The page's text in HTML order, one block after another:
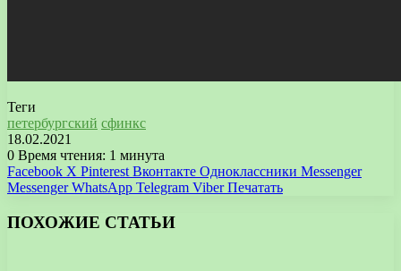
Теги
петербургский сфинкс
18.02.2021
0 Время чтения: 1 минута
Facebook X Pinterest Вконтакте Одноклассники Messenger
Messenger WhatsApp Telegram Viber Печатать
ПОХОЖИЕ СТАТЬИ